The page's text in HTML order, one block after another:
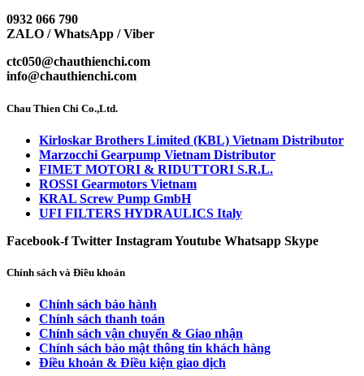
0932 066 790
ZALO / WhatsApp / Viber
ctc050@chauthienchi.com
info@chauthienchi.com
Chau Thien Chi Co.,Ltd.
Kirloskar Brothers Limited (KBL) Vietnam Distributor
Marzocchi Gearpump Vietnam Distributor
FIMET MOTORI & RIDUTTORI S.R.L.
ROSSI Gearmotors Vietnam
KRAL Screw Pump GmbH
UFI FILTERS HYDRAULICS Italy
Facebook-f Twitter InstagramYoutube Whatsapp Skype
Chính sách và Điều khoản
Chính sách bảo hành
Chính sách thanh toán
Chính sách vận chuyển & Giao nhận
Chính sách bảo mật thông tin khách hàng
Điều khoản & Điều kiện giao dịch